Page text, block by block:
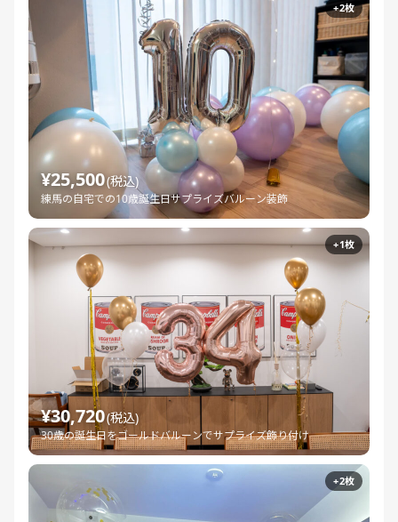
+2枚
¥25,500(税込)
練馬の自宅での10歳誕生日サプライズバルーン装飾
+1枚
¥30,720(税込)
30歳の誕生日をゴールドバルーンでサプライズ飾り付け
+2枚